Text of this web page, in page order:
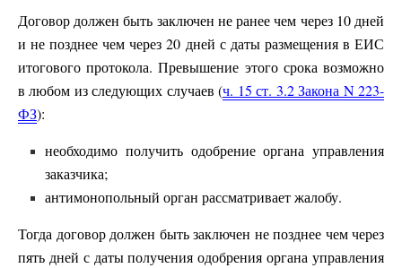
Договор должен быть заключен не ранее чем через 10 дней
и не позднее чем через 20 дней с даты размещения в ЕИС
итогового протокола. Превышение этого срока возможно
в любом из следующих случаев (ч. 15 ст. 3.2 Закона N 223-
ФЗ):
необходимо получить одобрение органа управления
заказчика;
антимонопольный орган рассматривает жалобу.
Тогда договор должен быть заключен не позднее чем через
пять дней с даты получения одобрения органа управления